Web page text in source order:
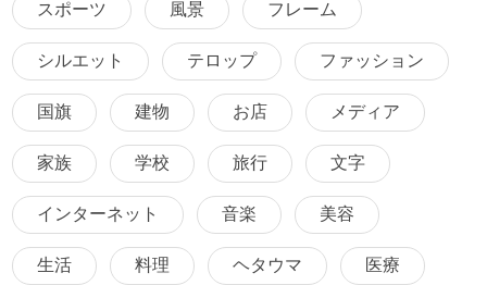
スポーツ 風景 フレーム
シルエット テロップ ファッション
国旗 建物 お店 メディア
家族 学校 旅行 文字
インターネット 音楽 美容
生活 料理 ヘタウマ 医療